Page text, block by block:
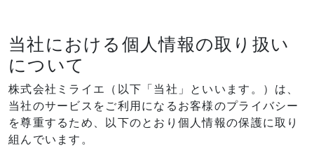
当社における個人情報の取り扱い
について
株式会社ミライエ（以下「当社」といいます。）は、
当社のサービスをご利用になるお客様のプライバシー
を尊重するため、以下のとおり個人情報の保護に取り
組んでいます。